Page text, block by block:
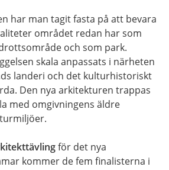
har man tagit fasta på att bevara
området redan har som
och som park.
skala anpassats i närheten
landeri och det kulturhistoriskt
Den nya arkitekturen trappas
med omgivningens äldre
för det nya
kommer de fem finalisterna i